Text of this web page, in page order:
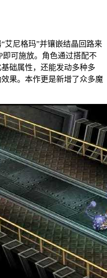
艾尼格玛”并镶嵌结晶回路来
可施放。角色通过搭配不
础属性，还能发动多种多
果。本作更是新增了众多魔